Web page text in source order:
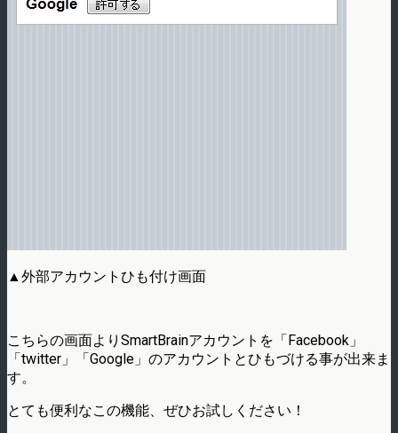
▲外部アカウントひも付け画面
こちらの画面よりSmartBrainアカウントを「Facebook」
「twitter」「Google」のアカウントとひもづける事が出来ま
す。
とても便利なこの機能、ぜひお試しください！